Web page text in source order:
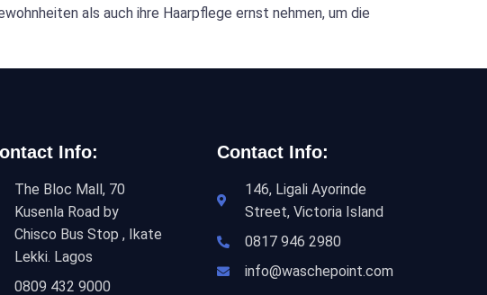
als auch ihre Haarpflege ernst nehmen, um die
Info:
The Bloc Mall, 70
Kusenla Road by
Chisco Bus Stop , Ikate
Lekki. Lagos
0809 432 9000
Contact Info:
146, Ligali Ayorinde
Street, Victoria Island
0817 946 2980
info@waschepoint.com